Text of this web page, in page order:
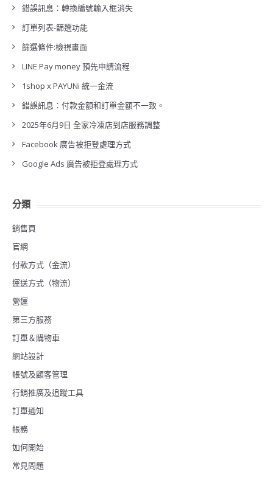
錯誤訊息：轉換編號輸入框消失
訂單列表-篩選功能
篩選條件:檢視畫面
LINE Pay money 預先申請流程
1shop x PAYUNi 統一金流
錯誤訊息：付款金額和訂單金額不一致。
2025年6月9日 全家冷凍店到店服務調整
Facebook 廣告被拒登處理方式
Google Ads 廣告被拒登處理方式
分類
銷售頁
官網
付款方式（金流）
運送方式（物流）
營運
第三方服務
訂單＆購物車
網站設計
帳號及顧客管理
行銷推廣及追蹤工具
訂單通知
帳務
如何開始
常見問題